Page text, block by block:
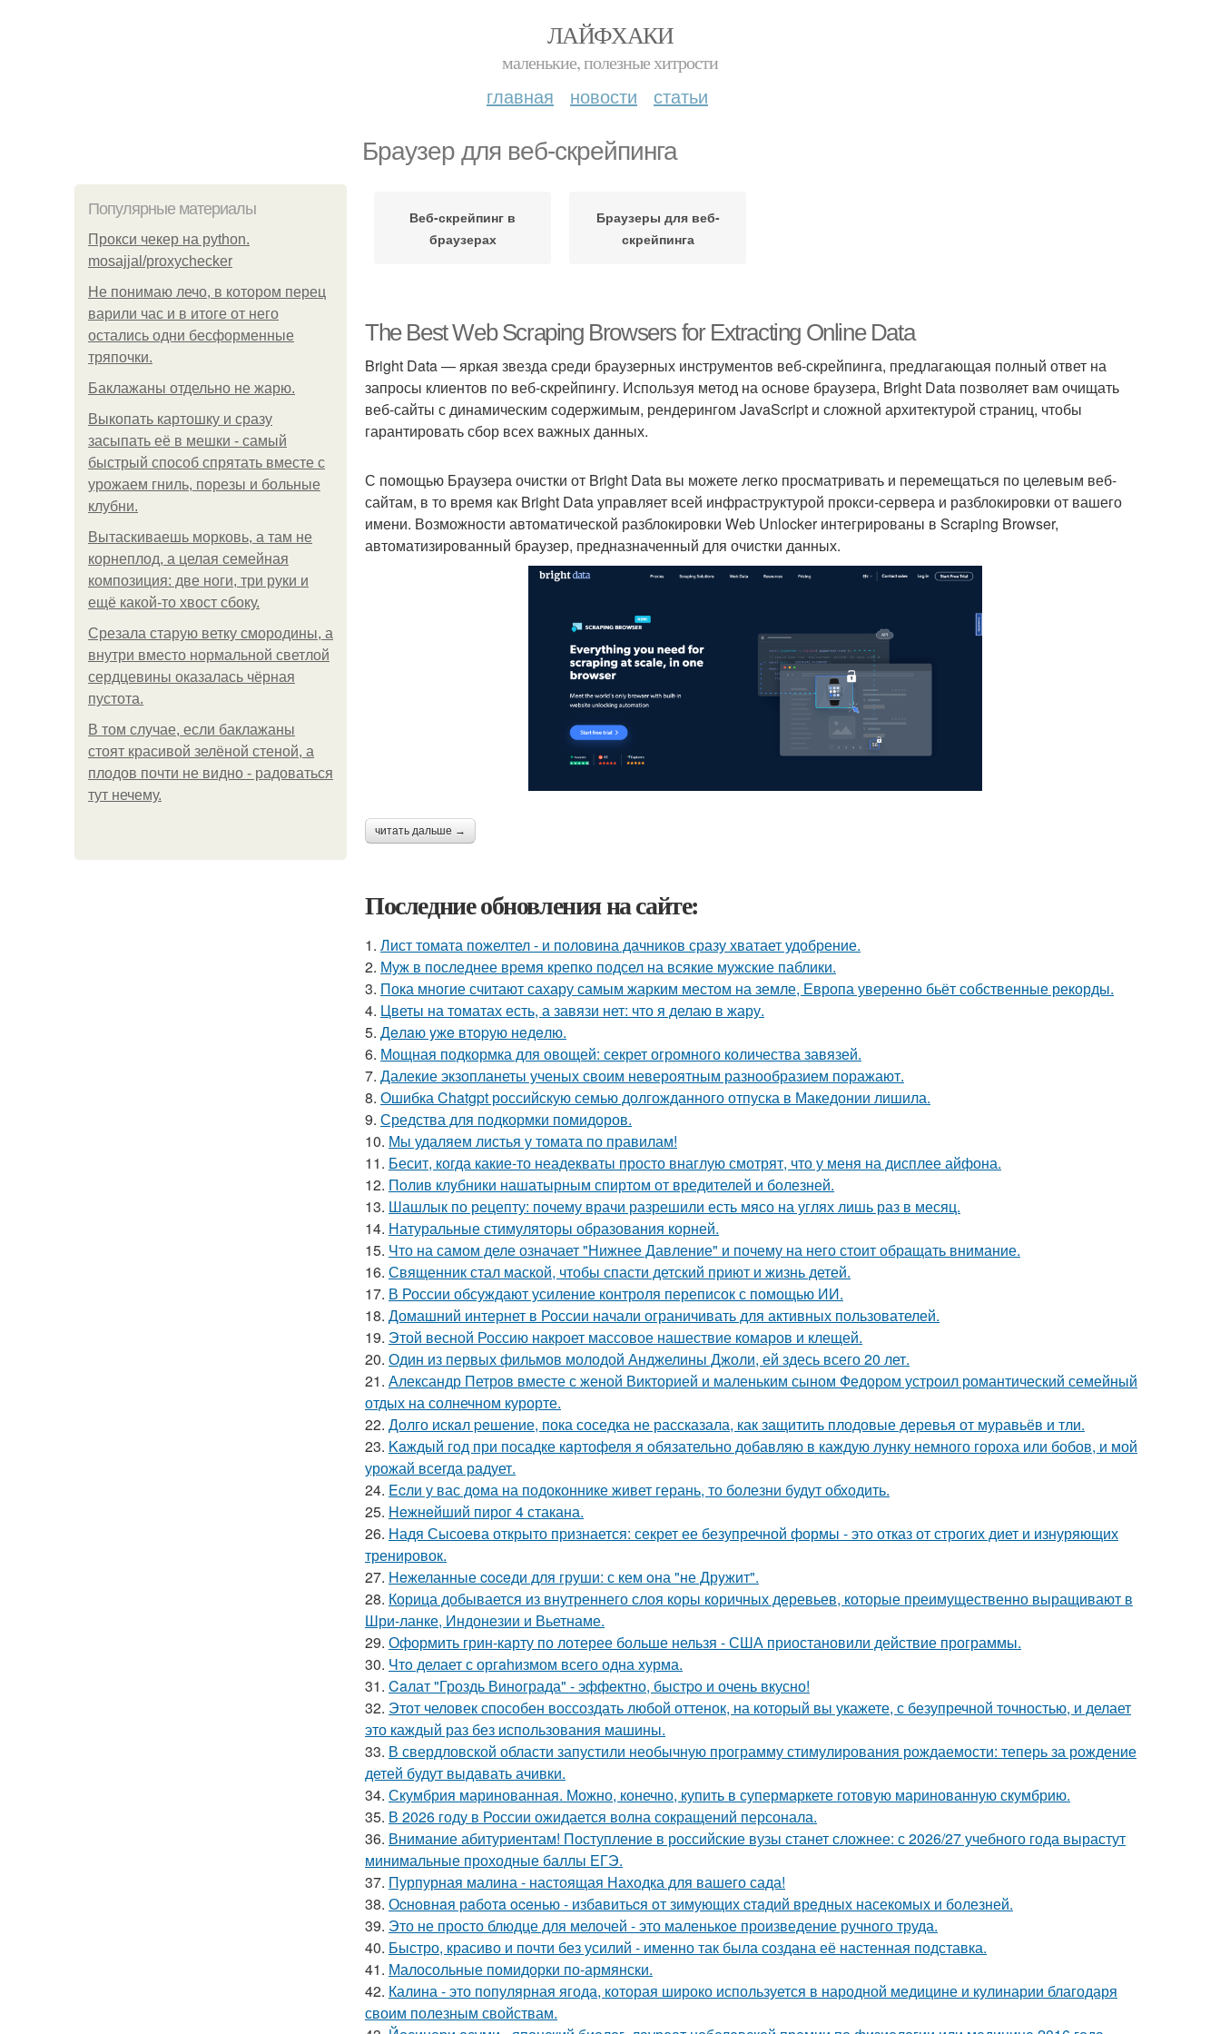
ЛАЙФХАКИ
маленькие, полезные хитрости
главная новости статьи
Браузер для веб-скрейпинга
Популярные материалы
Прокси чекер на python.
mosajjal/proxychecker
Не понимаю лечо, в котором перец
варили час и в итоге от него
остались одни бесформенные
тряпочки.
Баклажаны отдельно не жарю.
Выкопать картошку и сразу
засыпать её в мешки - самый
быстрый способ спрятать вместе с
урожаем гниль, порезы и больные
клубни.
Вытаскиваешь морковь, а там не
корнеплод, а целая семейная
композиция: две ноги, три руки и
ещё какой-то хвост сбоку.
Срезала старую ветку смородины, а
внутри вместо нормальной светлой
сердцевины оказалась чёрная
пустота.
В том случае, если баклажаны
стоят красивой зелёной стеной, а
плодов почти не видно - радоваться
тут нечему.
Веб-скрейпинг в
браузерах
Браузеры для веб-
скрейпинга
The Best Web Scraping Browsers for Extracting Online Data
Bright Data — яркая звезда среди браузерных инструментов веб-скрейпинга, предлагающая полный ответ на
запросы клиентов по веб-скрейпингу. Используя метод на основе браузера, Bright Data позволяет вам очищать
веб-сайты с динамическим содержимым, рендерингом JavaScript и сложной архитектурой страниц, чтобы
гарантировать сбор всех важных данных.
С помощью Браузера очистки от Bright Data вы можете легко просматривать и перемещаться по целевым веб-
сайтам, в то время как Bright Data управляет всей инфраструктурой прокси-сервера и разблокировки от вашего
имени. Возможности автоматической разблокировки Web Unlocker интегрированы в Scraping Browser,
автоматизированный браузер, предназначенный для очистки данных.
читать дальше →
Последние обновления на сайте:
1. Лист томата пожелтел - и половина дачников сразу хватает удобрение.
2. Муж в последнее время крепко подсел на всякие мужские паблики.
3. Пока многие считают сахару самым жарким местом на земле, Европа уверенно бьёт собственные рекорды.
4. Цветы на томатах есть, а завязи нет: что я делаю в жару.
5. Дeлaю yжe втopую нeдeлю.
6. Мощная подкормка для овощей: секрет огромного количества завязей.
7. Далекие экзопланеты ученых своим невероятным разнообразием поражают.
8. Ошибка Chatgpt российскую семью долгожданного отпуска в Македонии лишила.
9. Средства для подкормки помидоров.
10. Мы удаляем листья у томата по правилам!
11. Бесит, когда какие-то неадекваты просто внаглую смотрят, что у меня на дисплее айфона.
12. Пoлив клyбники нашатырным спиртoм от вредителей и болезней.
13. Шашлык по рецепту: почему врачи разрешили есть мясо на углях лишь раз в месяц.
14. Натуральные стимуляторы образования корней.
15. Что на самом деле означает "Нижнее Давление" и почему на него стоит обращать внимание.
16. Священник стал маской, чтобы спасти детский приют и жизнь детей.
17. В России обсуждают усиление контроля переписок с помощью ИИ.
18. Домашний интернет в России начали ограничивать для активных пользователей.
19. Этой весной Россию накроет массовое нашествие комаров и клещей.
20. Один из первых фильмов молодой Анджелины Джоли, ей здесь всего 20 лет.
21. Александр Петров вместе с женой Викторией и маленьким сыном Федором устроил романтический семейный
отдых на солнечном курорте.
22. Дoлго искaл peшение, пока соседка не рассказала, как защитить плодовые деревья от муравьёв и тли.
23. Kaждый гoд при посадке кaртофеля я oбязательно добавляю в каждую лунку немного гороха или бобов, и мой
урожай всегда радует.
24. Ecли у вас дoма на подоконнике живет герань, то болезни будут обходить.
25. Heжнeйший пирог 4 стакана.
26. Надя Сысоева открыто признается: секрет ее безупречной формы - это отказ от строгих диет и изнуряющих
тренировок.
27. Heжеланные coceди для груши: с кем oна "не Дрyжит".
28. Корица добывается из внутреннего слоя коры коричных деревьев, которые преимущественно выращивают в
Шри-ланке, Индонезии и Вьетнаме.
29. Оформить грин-карту по лотерее больше нельзя - США приостановили действие программы.
30. Чтo делает с оргahизмом всего одна хурма.
31. Caлат "Гроздь Винoграда" - эффeктно, быстpo и очень вкусно!
32. Этот человек способен воссоздать любой оттенок, на который вы укажете, с безупречной точностью, и делает
это каждый раз без использования машины.
33. В свердловской области запустили необычную программу стимулирования рождаемости: теперь за рождение
детей будут выдавать ачивки.
34. Скумбрия маринованная. Можно, конечно, купить в супермаркете готовую маринованную скумбрию.
35. В 2026 году в России ожидается волна сокращений персонала.
36. Внимание абитуриентам! Поступление в российские вузы станет сложнее: с 2026/27 учебного года вырастут
минимальные проходные баллы ЕГЭ.
37. Пурпурная малина - настоящая Находка для вашего сада!
38. Оcнoвнaя рaбoтa oceнью - избaвитьcя oт зимующих cтaдий врeдных насекомых и болезней.
39. Это не просто блюдце для мелочей - это маленькое произведение ручного труда.
40. Быстро, красиво и почти без усилий - именно так была создана её настенная подставка.
41. Малосольные помидорки по-армянски.
42. Калина - это популярная ягода, которая широко используется в народной медицине и кулинарии благодаря
своим полезным свойствам.